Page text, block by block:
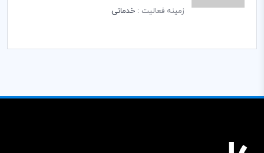
زمینه فعالیت : خدماتی